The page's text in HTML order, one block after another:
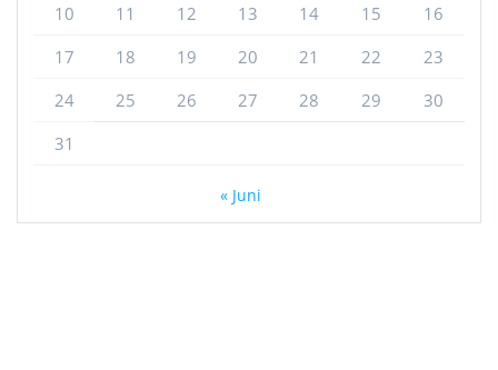
10
11 12 13 14 15
16
17
18 19 20 21 22
23
24
25 26 27 28 29
30
31
« Juni